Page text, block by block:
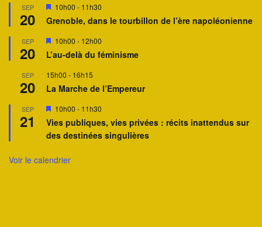
a
a
t
SEP
20
M
s
n
a
a
n
t
10h00 - 11h30
Grenoble, dans le tourbillon de l’ère napoléonienne
SEP
20
M
s
n
a
a
n
t
10h00 - 12h00
L’au-delà du féminisme
SEP
20
15h00 - 16h15
La Marche de l’Empereur
SEP
21
M
s
e
a
v
10h00 - 11h30
Vies publiques, vies privées : récits inattendus sur
des destinées singulières
Voir le calendrier